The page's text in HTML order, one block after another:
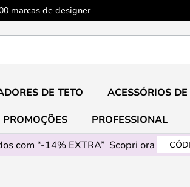
marcas de designer
DE TETO ACESSÓRIOS
PROMOÇÕES
PROFESSIONAL
com “-14% EXTRA” Scopri ora